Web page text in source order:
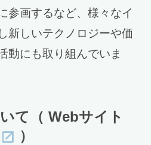
参画するなど、様々なイ
新しいテクノロジーや価
動にも取り組んでいま
て
（ Webサイト
）